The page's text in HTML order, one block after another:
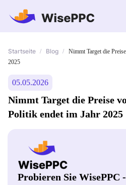
Startseite / Blog /
Nimmt Target die
2025
05.05.2026
Nimmt Target die Preise
Politik endet im Jahr 2025
Probieren Sie WisePPC